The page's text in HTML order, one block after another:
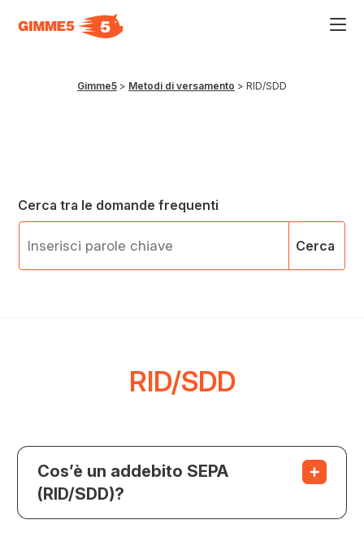
Gimme5 > Metodi di versamento > RID/SDD
Cerca tra le domande frequenti
Cerca
RID/SDD
Cos’è un addebito SEPA
(RID/SDD)?